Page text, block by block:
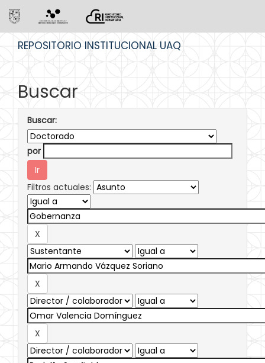
REPOSITORIO INSTITUCIONAL UAQ
Buscar
Buscar:
por
Filtros actuales: